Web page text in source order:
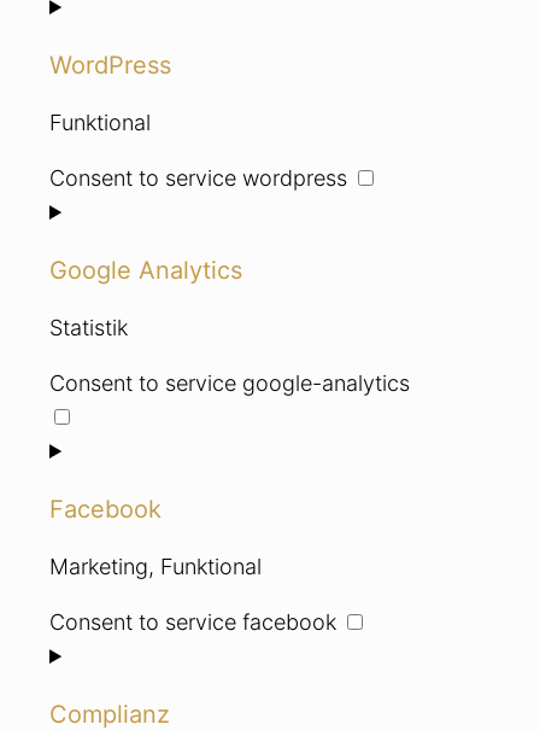
WordPress
Funktional
Consent to service wordpress
Google Analytics
Statistik
Consent to service google-analytics
Facebook
Marketing, Funktional
Consent to service facebook
Complianz